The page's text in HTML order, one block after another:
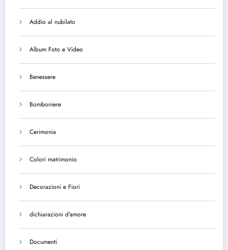
Addio al nubilato
Album Foto e Video
Benessere
Bomboniere
Cerimonia
Colori matrimonio
Decorazioni e Fiori
dichiarazioni d'amore
Documenti